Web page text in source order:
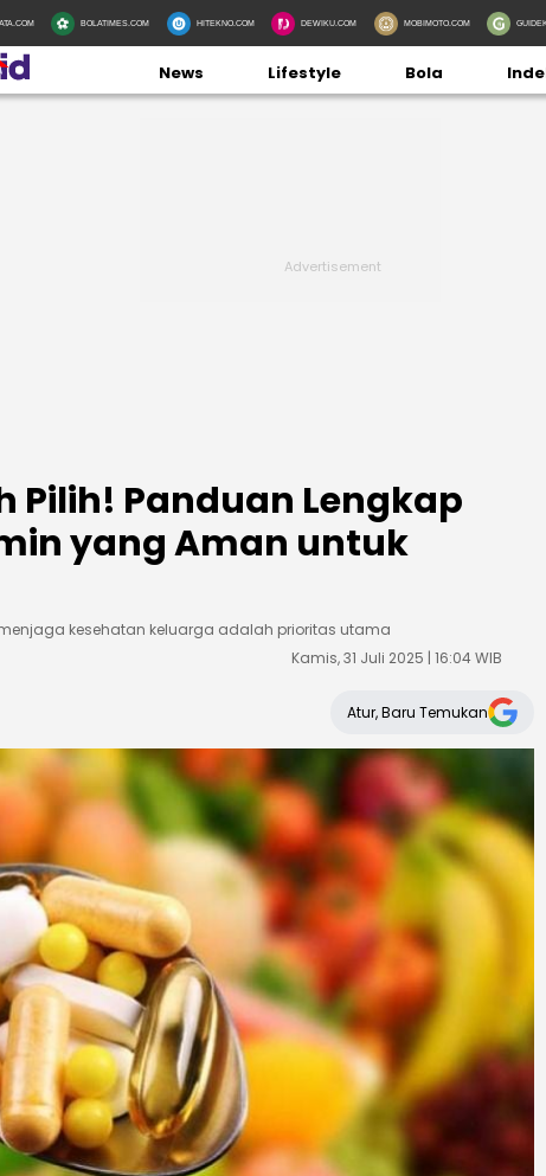
BOLATIMES.COM HITEKNO.COM DEWIKU.COM MOBIMOTO.COM
News Lifestyle Bola
Pilih! Panduan Lengkap
yang Aman untuk
kesehatan keluarga adalah prioritas utama
Kamis, 31 Juli 2025 | 16:04 WIB
Atur, Baru Temukan